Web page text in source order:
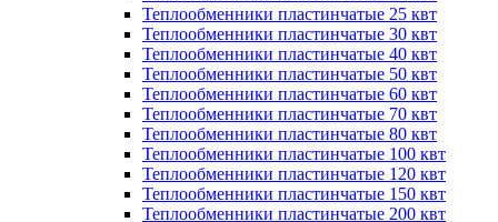
Теплообменники пластинчатые 25 квт
Теплообменники пластинчатые 30 квт
Теплообменники пластинчатые 40 квт
Теплообменники пластинчатые 50 квт
Теплообменники пластинчатые 60 квт
Теплообменники пластинчатые 70 квт
Теплообменники пластинчатые 80 квт
Теплообменники пластинчатые 100 квт
Теплообменники пластинчатые 120 квт
Теплообменники пластинчатые 150 квт
Теплообменники пластинчатые 200 квт